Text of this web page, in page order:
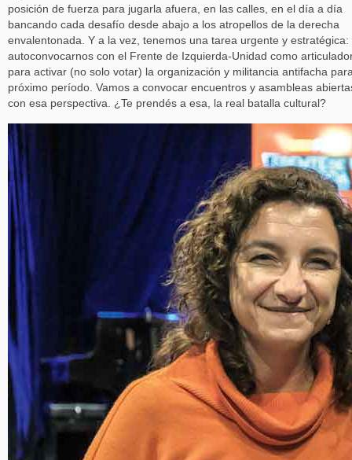
posición de fuerza para jugarla afuera, en las calles, en el día a día
bancando cada desafío desde abajo a los atropellos de la derecha
envalentonada. Y a la vez, tenemos una tarea urgente y estratégica:
autoconvocarnos con el Frente de Izquierda-Unidad como
para activar (no solo votar) la organización y militancia antifacha
próximo período. Vamos a convocar encuentros y asambleas
con esa perspectiva. ¿Te prendés a esa, la real batalla cultural?